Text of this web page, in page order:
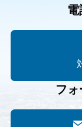
フ